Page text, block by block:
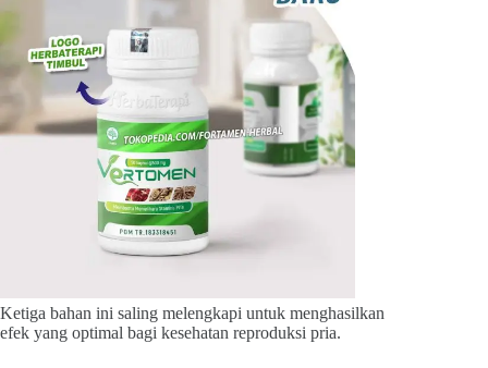
Ketiga bahan ini saling melengkapi untuk menghasilkan
efek yang optimal bagi kesehatan reproduksi pria.